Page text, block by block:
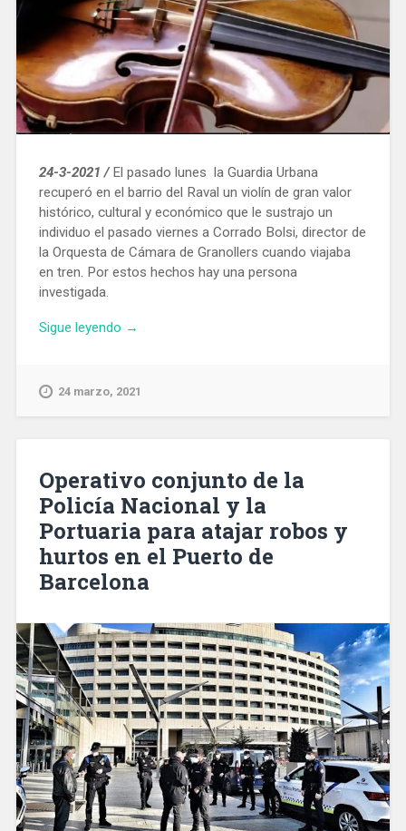
24-3-2021 / El pasado lunes la Guardia Urbana
recuperó en el barrio del Raval un violín de gran valor
histórico, cultural y económico que le sustrajo un
individuo el pasado viernes a Corrado Bolsi, director de
la Orquesta de Cámara de Granollers cuando viajaba
en tren. Por estos hechos hay una persona
investigada.
Sigue leyendo «La
recupera
le
robaron
a
músico»
→
24 marzo, 2021
Operativo conjunto de la
Policía Nacional y la
Portuaria para atajar robos y
hurtos en el Puerto de
Barcelona